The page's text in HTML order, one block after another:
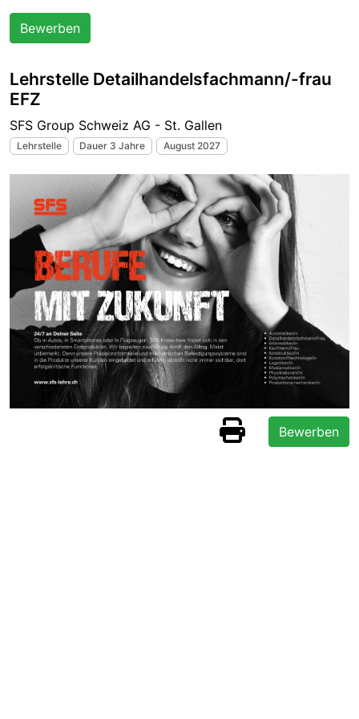
Bewerben
Lehrstelle Detailhandelsfachmann/-frau
EFZ
SFS Group Schweiz AG - St. Gallen
Lehrstelle Dauer 3 Jahre August 2027
Bewerben